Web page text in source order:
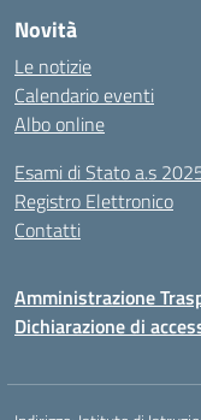
Novità
Le notizie
Calendario eventi
Albo online
Esami di Stato a.s
Registro Elettronico
Contatti
Amministrazione
Dichiarazione di